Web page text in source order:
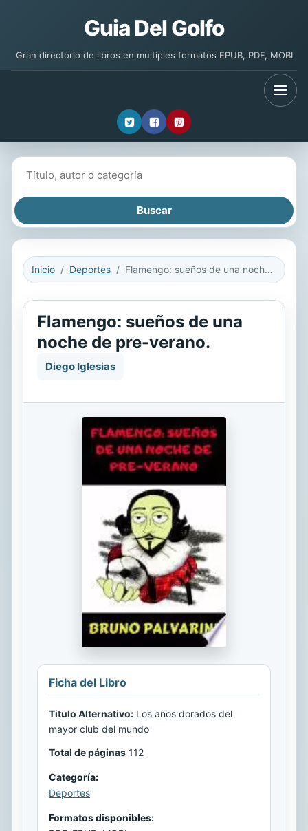
Guia Del Golfo
Gran directorio de libros en multiples formatos EPUB, PDF, MOBI
Inicio Deportes Flamengo: sueños de una noche de pre-verano.
Flamengo: sueños de una
noche de pre-verano.
Diego Iglesias
Ficha del Libro
Titulo Alternativo: Los años dorados del
mayor club del mundo
Total de páginas 112
Categoría:
Deportes
Formatos disponibles: